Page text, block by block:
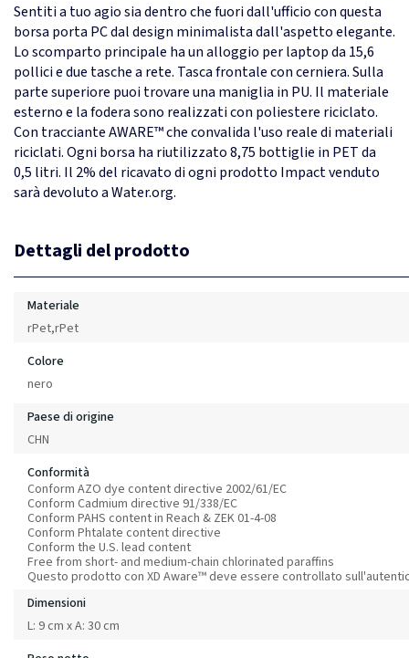
Sentiti a tuo agio sia dentro che fuori dall'ufficio con questa
borsa porta PC dal design minimalista dall'aspetto elegante.
Lo scomparto principale ha un alloggio per laptop da 15,6
pollici e due tasche a rete. Tasca frontale con cerniera. Sulla
parte superiore puoi trovare una maniglia in PU. Il materiale
esterno e la fodera sono realizzati con poliestere riciclato.
Con tracciante AWARE™ che convalida l'uso reale di materiali
riciclati. Ogni borsa ha riutilizzato 8,75 bottiglie in PET da
0,5 litri. Il 2% del ricavato di ogni prodotto Impact venduto
sarà devoluto a Water.org.
Dettagli del prodotto
Materiale
rPet,rPet
Colore
nero
Paese di origine
CHN
Conformità
Conform AZO dye content directive 2002/61/EC
Conform Cadmium directive 91/338/EC
Conform PAHS content in Reach & ZEK 01-4-08
Conform Phtalate content directive
Conform the U.S. lead content
Free from short- and medium-chain chlorinated paraffins
Questo prodotto con XD Aware™ deve essere controllato
Dimensioni
L: 9 cm x A: 30 cm